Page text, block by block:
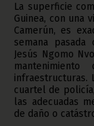
La superficie
Guinea, con una
Camerún, es
semana
Jesús Ngomo
infraestructuras.
cuartel de
las adecuadas
de daño o